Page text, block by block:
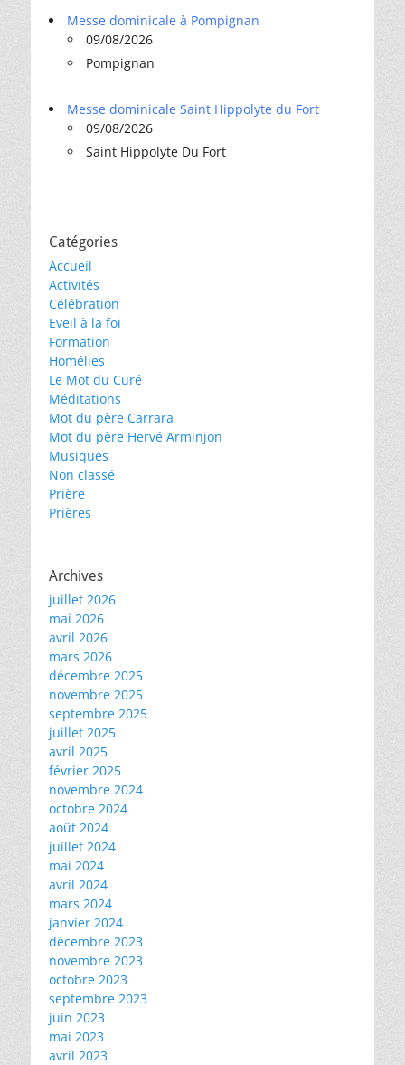
Messe dominicale à Pompignan
09/08/2026
Pompignan
Messe dominicale Saint Hippolyte du Fort
09/08/2026
Saint Hippolyte Du Fort
Catégories
Accueil
Activités
Célébration
Eveil à la foi
Formation
Homélies
Le Mot du Curé
Méditations
Mot du père Carrara
Mot du père Hervé Arminjon
Musiques
Non classé
Prière
Prières
Archives
juillet 2026
mai 2026
avril 2026
mars 2026
décembre 2025
novembre 2025
septembre 2025
juillet 2025
avril 2025
février 2025
novembre 2024
octobre 2024
août 2024
juillet 2024
mai 2024
avril 2024
mars 2024
janvier 2024
décembre 2023
novembre 2023
octobre 2023
septembre 2023
juin 2023
mai 2023
avril 2023